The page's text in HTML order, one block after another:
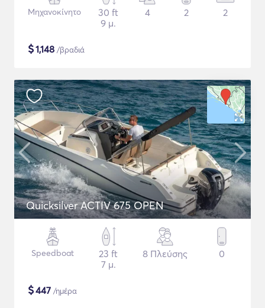
Μηχανοκίνητο
30 ft
9 μ.
4 2 2
$1,148 /βραδιά
Quicksilver ACTIV 675 OPEN
Speedboat
23 ft
7 μ.
8 Πλεύσης 0
$447 /ημέρα